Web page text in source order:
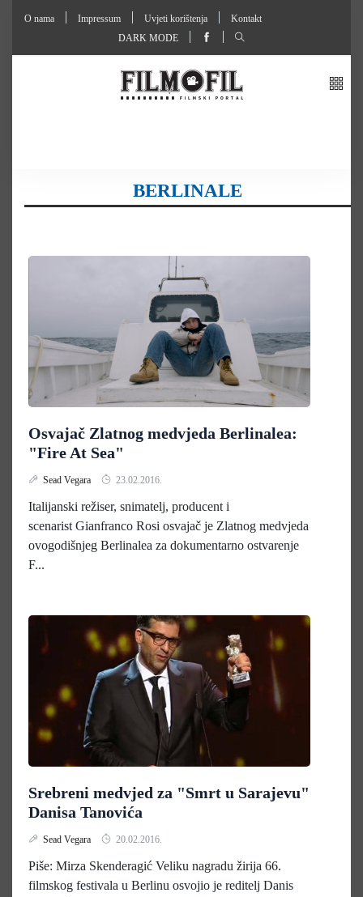
O nama Impressum Uvjeti korištenja
Kontakt
DARK MODE
BERLINALE
Osvajač Zlatnog medvjeda Berlinalea:
"Fire At Sea"
Sead Vegara 23.02.2016.
Italijanski režiser, snimatelj, producent i
scenarist Gianfranco Rosi osvajač je Zlatnog medvjeda
ovogodišnjeg Berlinalea za dokumentarno ostvarenje
F...
Srebreni medvjed za "Smrt u Sarajevu"
Danisa Tanovića
Sead Vegara 20.02.2016.
Piše: Mirza Skenderagić Veliku nagradu žirija 66.
filmskog festivala u Berlinu osvojio je reditelj Danis